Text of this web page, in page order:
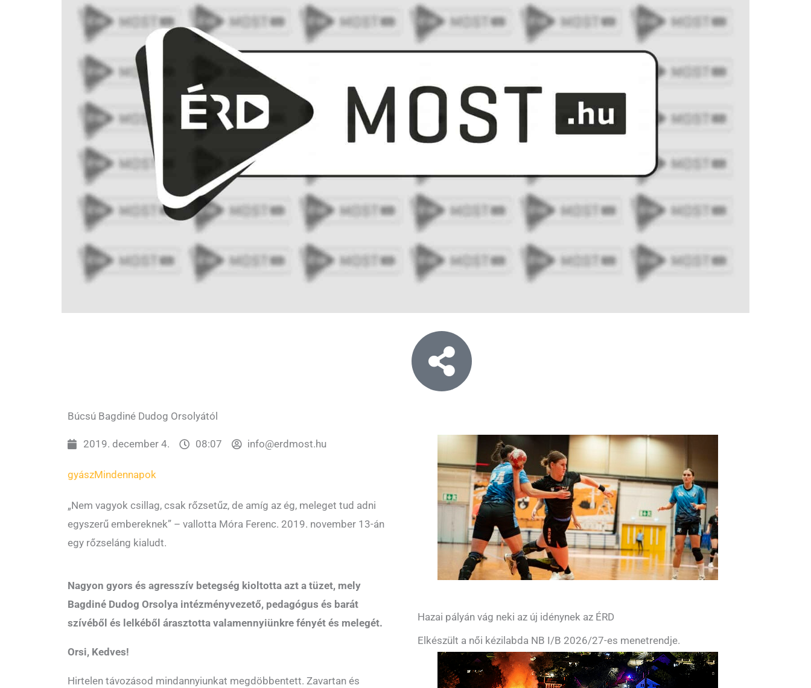
Búcsú Bagdiné Dudog Orsolyától
2019. december 4. 08:07 info@erdmost.hu
gyászMindennapok
„Nem vagyok csillag, csak rőzsetűz, de amíg az ég, meleget tud adni
egyszerű embereknek” – vallotta Móra Ferenc. 2019. november 13-án
egy rőzseláng kialudt.
Nagyon gyors és agresszív betegség kioltotta azt a tüzet, mely
Bagdiné Dudog Orsolya intézményvezető, pedagógus és barát
szívéből és lelkéből árasztotta valamennyiünkre fényét és melegét.
Orsi, Kedves!
Hirtelen távozásod mindannyiunkat megdöbbentett. Zavartan és
Hazai pályán vág neki az új idénynek az ÉRD
Elkészült a női kézilabda NB I/B 2026/27-es menetrendje.